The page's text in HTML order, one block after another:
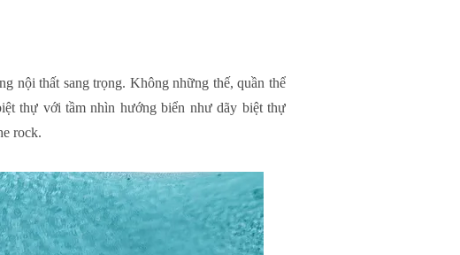
nội thất sang trọng. Không những thế, quần thể
thự với tầm nhìn hướng biển như dãy biệt thự
rock.